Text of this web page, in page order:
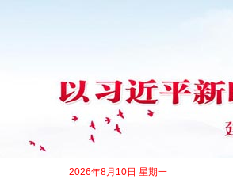
2026年8月10日 星期一